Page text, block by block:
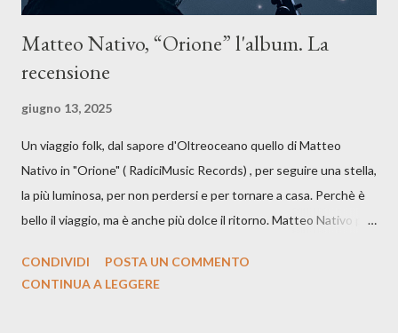
Matteo Nativo, “Orione” l'album. La
recensione
giugno 13, 2025
Un viaggio folk, dal sapore d'Oltreoceano quello di Matteo
Nativo in "Orione" ( RadiciMusic Records) , per seguire una stella,
la più luminosa, per non perdersi e per tornare a casa. Perchè è
bello il viaggio, ma è anche più dolce il ritorno. Matteo Nativo per
indubbiamente matura e consapevole oltre che con ottimi
CONDIVIDI
POSTA UN COMMENTO
CONTINUA A LEGGERE